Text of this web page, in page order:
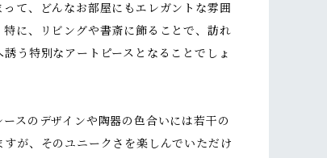
って、どんなお部屋にもエレガントな雰囲
に、リビングや書斎に飾ることで、訪れ
う特別なアートピースとなることでしょ
スのデザインや陶器の色合いには若干の
が、そのユニークさを楽しんでいただけ